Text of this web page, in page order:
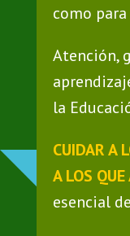
como
Atención,
la
CUIDAR A
A LOS
esencial